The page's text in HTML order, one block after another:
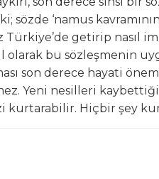
sözde ‘namus
getirip nasıl
bu sözleşmenin
son derece hayati
Yeni nesilleri
kurtarabilir. Hiçbir şey